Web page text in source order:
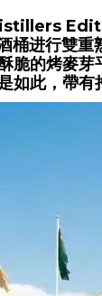
桶进行雙
脆的烤麥
如此，帶